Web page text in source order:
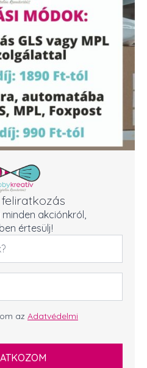
akciónkról,
értesülj!
az Adatvédelmi